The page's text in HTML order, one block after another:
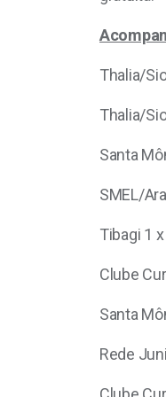
Thalia/
Thalia/
Santa
SMEL/
Tibagi 1
Clube
Santa
Rede